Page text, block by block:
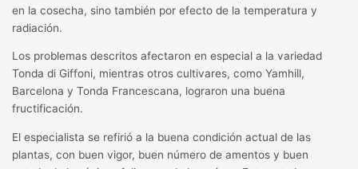
en la cosecha, sino también por efecto de la temperatura y
radiación.
Los problemas descritos afectaron en especial a la variedad
Tonda di Giffoni, mientras otros cultivares, como Yamhill,
Barcelona y Tonda Francescana, lograron una buena
fructificación.
El especialista se refirió a la buena condición actual de las
plantas, con buen vigor, buen número de amentos y buen